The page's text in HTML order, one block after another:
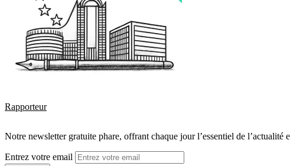
Rapporteur
Notre newsletter gratuite phare, offrant chaque jour l’essentiel de
Entrez votre email